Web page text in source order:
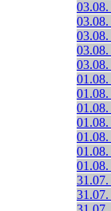
03.08.
03.08.
03.08.
03.08.
03.08.
01.08.
01.08.
01.08.
01.08.
01.08.
01.08.
01.08.
31.07.
31.07.